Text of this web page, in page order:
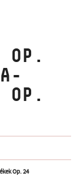
OP.
OP.
Op. 24